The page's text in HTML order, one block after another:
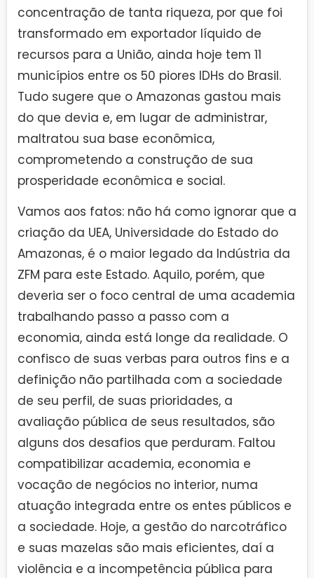
concentração de tanta riqueza, por que foi
transformado em exportador líquido de
recursos para a União, ainda hoje tem 11
municípios entre os 50 piores IDHs do Brasil.
Tudo sugere que o Amazonas gastou mais
do que devia e, em lugar de administrar,
maltratou sua base econômica,
comprometendo a construção de sua
prosperidade econômica e social.
Vamos aos fatos: não há como ignorar que a
criação da UEA, Universidade do Estado do
Amazonas, é o maior legado da Indústria da
ZFM para este Estado. Aquilo, porém, que
deveria ser o foco central de uma academia
trabalhando passo a passo com a
economia, ainda está longe da realidade. O
confisco de suas verbas para outros fins e a
definição não partilhada com a sociedade
de seu perfil, de suas prioridades, a
avaliação pública de seus resultados, são
alguns dos desafios que perduram. Faltou
compatibilizar academia, economia e
vocação de negócios no interior, numa
atuação integrada entre os entes públicos e
a sociedade. Hoje, a gestão do narcotráfico
e suas mazelas são mais eficientes, daí a
violência e a incompetência pública para